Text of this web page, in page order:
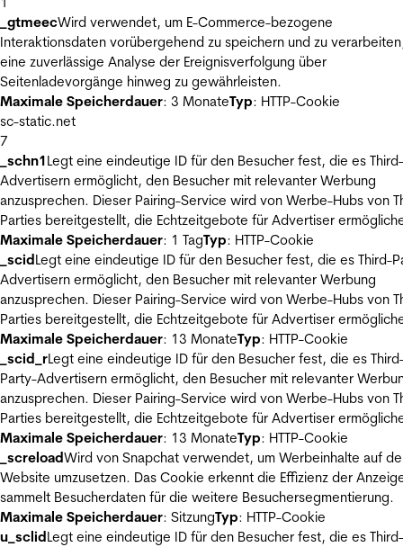
_gtmeecWird verwendet, um E-Commerce-bezogene
Interaktionsdaten vorübergehend zu speichern und zu
eine zuverlässige Analyse der Ereignisverfolgung über
Seitenladevorgänge hinweg zu gewährleisten.
Maximale Speicherdauer: 3 MonateTyp: HTTP-Cookie
sc-static.net
7
_schn1Legt eine eindeutige ID für den Besucher fest, die es
Advertisern ermöglicht, den Besucher mit relevanter Werbung
anzusprechen. Dieser Pairing-Service wird von Werbe-Hubs von
Parties bereitgestellt, die Echtzeitgebote für Advertiser
Maximale Speicherdauer: 1 TagTyp: HTTP-Cookie
_scidLegt eine eindeutige ID für den Besucher fest, die es Third-
Advertisern ermöglicht, den Besucher mit relevanter Werbung
anzusprechen. Dieser Pairing-Service wird von Werbe-Hubs von
Parties bereitgestellt, die Echtzeitgebote für Advertiser
Maximale Speicherdauer: 13 MonateTyp: HTTP-Cookie
_scid_rLegt eine eindeutige ID für den Besucher fest, die es
Party-Advertisern ermöglicht, den Besucher mit relevanter
anzusprechen. Dieser Pairing-Service wird von Werbe-Hubs von
Parties bereitgestellt, die Echtzeitgebote für Advertiser
Maximale Speicherdauer: 13 MonateTyp: HTTP-Cookie
_screloadWird von Snapchat verwendet, um Werbeinhalte auf
Website umzusetzen. Das Cookie erkennt die Effizienz der
sammelt Besucherdaten für die weitere Besuchersegmentierung.
Maximale Speicherdauer: SitzungTyp: HTTP-Cookie
u_sclidLegt eine eindeutige ID für den Besucher fest, die es